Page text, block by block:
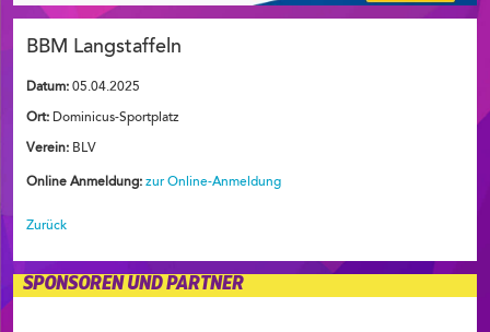
BBM Langstaffeln
Datum: 05.04.2025
Ort: Dominicus-Sportplatz
Verein: BLV
Online Anmeldung: zur Online-Anmeldung
Zurück
SPONSOREN UND PARTNER